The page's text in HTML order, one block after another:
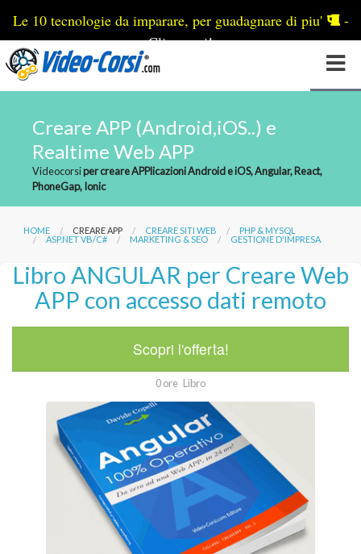
Le 10 tecnologie da imparare, per guadagnare di piu'
-
Clicca qui!
Creare APP (Android,iOS..) e
Realtime Web APP
Videocorsiper creare APPlicazioni Android e iOS, Angular, React,
PhoneGap, Ionic
HOME CREARE APP CREARE SITI WEB
PHP & MYSQL
ASP.NET VB/C#
MARKETING & SEO GESTIONE D'IMPRESA
Libro ANGULAR per Creare Web
APP con accesso dati remoto
Scopri l'offerta!
0 ore Libro